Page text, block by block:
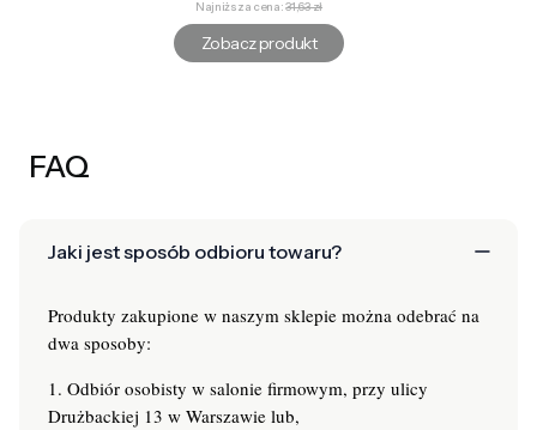
Najniższa cena: 31,63 zł
Zobacz produkt
FAQ
Jaki jest sposób odbioru towaru?
Produkty zakupione w naszym sklepie można odebrać na
dwa sposoby:
1. Odbiór osobisty w salonie firmowym, przy ulicy
Drużbackiej 13 w Warszawie lub,